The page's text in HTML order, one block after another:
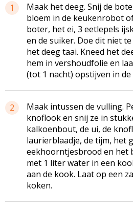
1
Maak het deeg. Snij de
bloem in de keukenrobot
boter, het ei, 3 eetlepels
en de suiker. Doe dit niet
het deeg taai. Kneed het
hem in vershoudfolie en
(tot 1 nacht) opstijven in de
2
Maak intussen de vulling.
knoflook en snij ze in
kalkoenbout, de ui, de
laurierblaadje, de tijm, het
eekhoorntjesbrood en het
met 1 liter water in een
aan de kook. Laat op een
koken.